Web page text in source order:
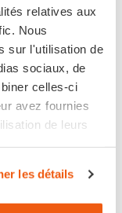
relatives aux
Nous
sur l'utilisation de
sociaux, de
celles-ci
avez fournies
de leurs
les détails
EST